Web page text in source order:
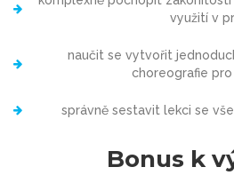
využití v
naučit se vytvořit
choreografie
správně sestavit lekci se
Bonus k